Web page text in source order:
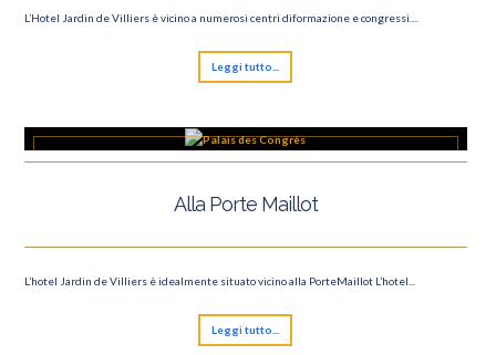
L’Hotel Jardin de Villiers è vicino a numerosi centri diformazione e congressi....
Leggi tutto...
Alla Porte Maillot
L’hotel Jardin de Villiers è idealmente situato vicino alla PorteMaillot L’hotel...
Leggi tutto...